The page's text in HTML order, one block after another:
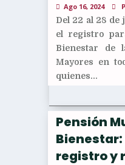
Ago 16, 2024
Del 22 al 28 de
el registro
Bienestar de
Mayores en
quienes...
Pensión
registro y